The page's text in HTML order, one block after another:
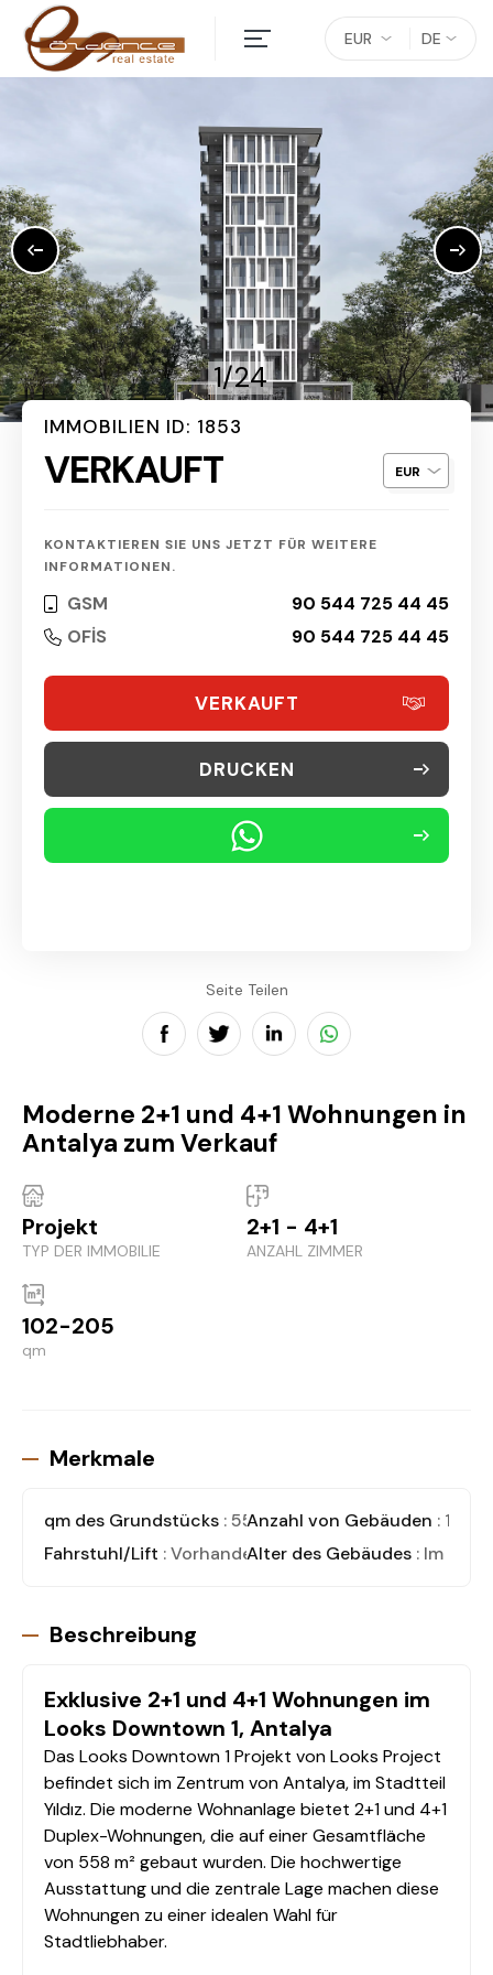
DE
EUR
1/24
IMMOBILIEN ID: 1853
VERKAUFT
KONTAKTIEREN SIE UNS JETZT FÜR WEITERE
INFORMATIONEN.
GSM
90 544 725 44 45
OFİS
90 544 725 44 45
VERKAUFT
DRUCKEN
Seite Teilen
Moderne 2+1 und 4+1 Wohnungen in
Antalya zum Verkauf
Projekt
TYP DER IMMOBILIE
2+1 - 4+1
ANZAHL ZIMMER
102-205
qm
Merkmale
qm des Grundstücks : 558Anzahl von Gebäuden : 1
Fahrstuhl/Lift : VorhandenAlter des Gebäudes : Im Bau
Beschreibung
Exklusive 2+1 und 4+1 Wohnungen im
Looks Downtown 1, Antalya
Das Looks Downtown 1 Projekt von Looks Project
befindet sich im Zentrum von Antalya, im Stadtteil
Yıldız. Die moderne Wohnanlage bietet 2+1 und 4+1
Duplex-Wohnungen, die auf einer Gesamtfläche
von 558 m² gebaut wurden. Die hochwertige
Ausstattung und die zentrale Lage machen diese
Wohnungen zu einer idealen Wahl für
Stadtliebhaber.